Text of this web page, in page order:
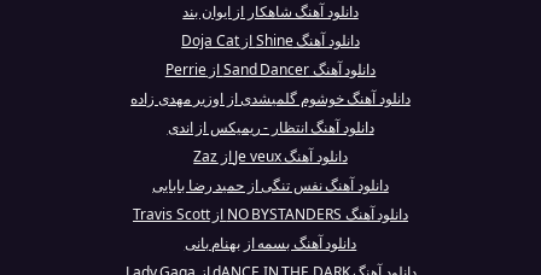
دانلود آهنگ شاهکار از ایوان بند
دانلود آهنگ Shine از Doja Cat
دانلود آهنگ Sand Dancer از Perrie
دانلود آهنگ خوشوم گلمیشدی از اوزیر مهدی زاده
دانلود آهنگ انتظار - ریمیکس از اندی
دانلود آهنگ Je veux از Zaz
دانلود آهنگ نفس تنگی از حمید رضا بابایی
دانلود آهنگ NO BYSTANDERS از Travis Scott
دانلود آهنگ بسمه از بهنام بانی